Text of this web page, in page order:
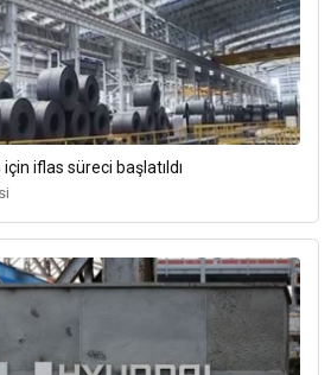
iflas süreci başlatıldı